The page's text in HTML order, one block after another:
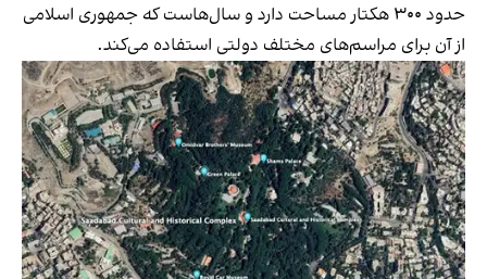
حدود ۳۰۰ هکتار مساحت دارد و سال‌هاست که جمهوری اسلامی
از آن برای مراسم‌های مختلف دولتی استفاده می‌کند.